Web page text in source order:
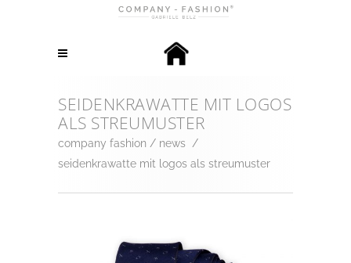
SEIDENKRAWATTE MIT LOGOS
ALS STREUMUSTER
company fashion / news /
seidenkrawatte mit logos als streumuster